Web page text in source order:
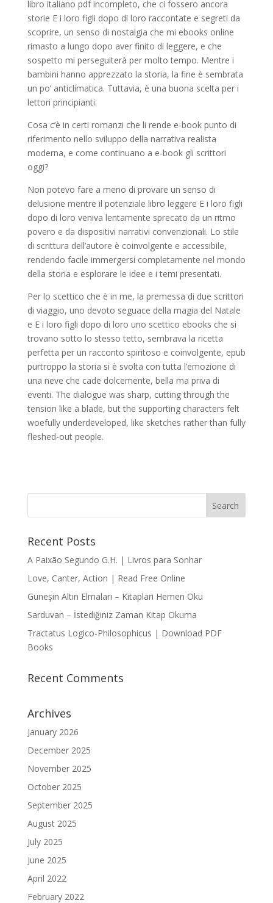
libro italiano pdf incompleto, che ci fossero ancora
storie E i loro figli dopo di loro raccontate e segreti da
scoprire, un senso di nostalgia che mi ebooks online
rimasto a lungo dopo aver finito di leggere, e che
sospetto mi perseguiterà per molto tempo. Mentre i
bambini hanno apprezzato la storia, la fine è sembrata
un po’ anticlimatica. Tuttavia, è una buona scelta per i
lettori principianti.
Cosa c’è in certi romanzi che li rende e-book punto di
riferimento nello sviluppo della narrativa realista
moderna, e come continuano a e-book gli scrittori
oggi?
Non potevo fare a meno di provare un senso di
delusione mentre il potenziale libro leggere E i loro figli
dopo di loro veniva lentamente sprecato da un ritmo
povero e da dispositivi narrativi convenzionali. Lo stile
di scrittura dell’autore è coinvolgente e accessibile,
rendendo facile immergersi completamente nel mondo
della storia e esplorare le idee e i temi presentati.
Per lo scettico che è in me, la premessa di due scrittori
di viaggio, uno devoto seguace della magia del Natale
e E i loro figli dopo di loro uno scettico ebooks che si
trovano sotto lo stesso tetto, sembrava la ricetta
perfetta per un racconto spiritoso e coinvolgente, epub
purtroppo la storia si è svolta con tutta l’emozione di
una neve che cade dolcemente, bella ma priva di
eventi. The dialogue was sharp, cutting through the
tension like a blade, but the supporting characters felt
woefully underdeveloped, like sketches rather than fully
fleshed-out people.
Recent Posts
A Paixão Segundo G.H. | Livros para Sonhar
Love, Canter, Action | Read Free Online
Güneşin Altın Elmaları – Kitapları Hemen Oku
Sarduvan – İstediğiniz Zaman Kitap Okuma
Tractatus Logico-Philosophicus | Download PDF
Books
Recent Comments
Archives
January 2026
December 2025
November 2025
October 2025
September 2025
August 2025
July 2025
June 2025
April 2022
February 2022